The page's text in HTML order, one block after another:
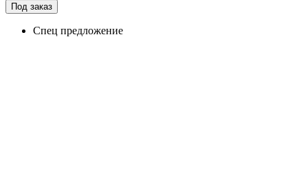
Под заказ
Спец предложение